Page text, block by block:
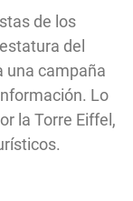
de los
del
una campaña
Lo
la Torre Eiffel,